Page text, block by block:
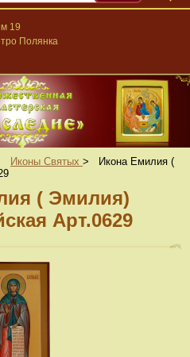
19
Полянка
Иконы Святых >
Икона Емилия (
( Эмилия)
Арт.0629